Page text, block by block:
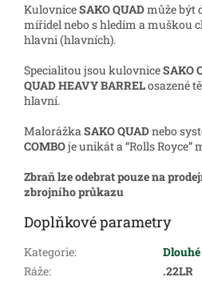
KulovniceSAKO QUADmůže být
mířidel nebo s hledím a muškou
hlavni (hlavních).
Specialitou jsou kulovniceSAKO
QUAD HEAVY BARRELosazené
hlavní.
MalorážkaSAKO QUADnebo
COMBOje unikát a “Rolls Royce”
Zbraň lze odebrat pouze na
zbrojního průkazu
Doplňkové parametry
Kategorie:
Dlouhé
Ráže:
.22LR